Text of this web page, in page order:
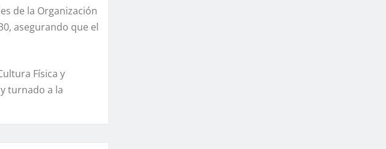
de la Organización
asegurando que el
Física y
turnado a la